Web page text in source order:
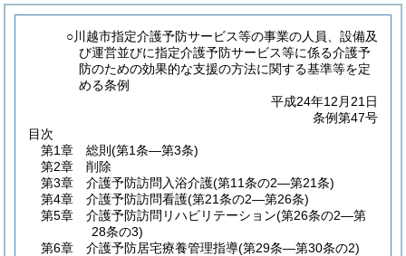
○川越市指定介護予防サービス等の事業の人員、設備及
び運営並びに指定介護予防サービス等に係る介護予
防のための効果的な支援の方法に関する基準等を定
める条例
平成24年12月21日
条例第47号
目次
第1章
総則 (第1条―第3条)
第2章
削除
第3章
介護予防訪問入浴介護(第11条の2―第21条)
第4章
介護予防訪問看護(第21条の2―第26条)
第5章
介護予防訪問リハビリテーション(第26条の2―第
28条の3)
第6章
介護予防居宅療養管理指導(第29条―第30条の2)